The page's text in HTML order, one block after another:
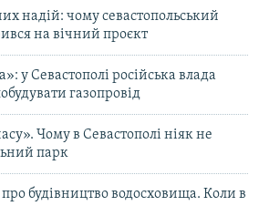
надій: чому севастопольський
на вічний проєкт
у Севастополі російська влада
газопровід
Чому в Севастополі ніяк не
парк
про будівництво водосховища. Коли в